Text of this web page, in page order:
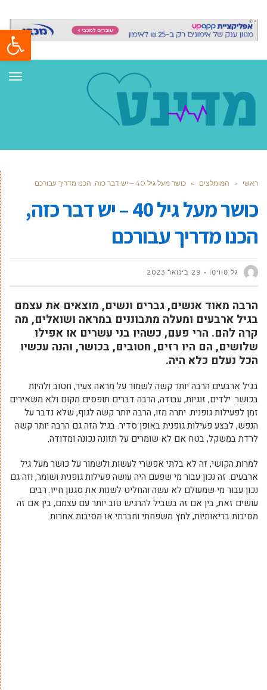
פתח
ראשי » המומלצים » כושר מעל גיל 40 – יש דבר כזה, הכנו מדריך עבורכם
כושר מעל גיל 40 – יש דבר כזה,
הכנו מדריך עבורכם
גל טוויטו 29 בינואר 2023
הרבה מאוד אנשים, גברים ונשים, מוצאים את עצמם
בגיל ארבעים ומעלה מתבוננים במראה ושואלים, מה
קרה להם. הרי פעם, כשהיו בני עשרים או אפילו
שלושים, הם היו רזים, חטובים, בכושר, והנה עכשיו
הכל נעלם כלא היה.
בגיל ארבעים הרבה יותר קשה לשמור על מראה צעיר, חטוב ולהיות
בכושר. ילדים, זוגיות, עבודה, הרבה דברים תופסים מקום ולא משאירים
זמן לפעילות גופנית. יתרה מזו, הרבה יותר קשה לגוף, שלא נדבר על
הנפש, לבצע פעילות גופנית באופן סדיר. בגיל הזה גם הרבה יותר קשה
לרדת במשקל, בטח אם לא שומרים על תזונה נכונה ומדודה.
למרות הקושי, זה לא בלתי אפשרי לעשות ולשמור על כושר מעל גיל
ארבעים. זה נכון עבור מי שפעם היה עושה פעילות גופנית ושומר, וזה גם
נכון עבור מי שמעולם לא עשה והחליט לשנות את סגנון חייו. רבים
עושים זאת, בין אם זה בשביל להרגיש טוב יותר עם עצמם, בין אם זה
מסיבות בריאותיות, לחץ משפחתי וחברתי או מסיבות אחרות.